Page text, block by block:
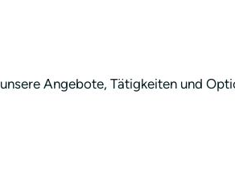
Angebote, Tätigkeiten und